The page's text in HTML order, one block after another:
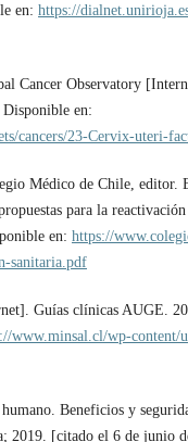
en: https://
Cancer Observatory
en:
cancers/23-Cervix-uteri-
Médico de Chile, editor.
para la
en: https://
sanitaria.pdf
Guías clínicas AUGE.
www.minsal.cl/wp-content/
Beneficios y
2019. [citado el 6 de junio